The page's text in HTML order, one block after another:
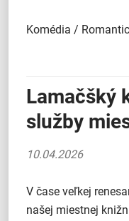
Komédia /
Lamačšký
služby
10.04.2026
V čase veľkej
našej miestnej